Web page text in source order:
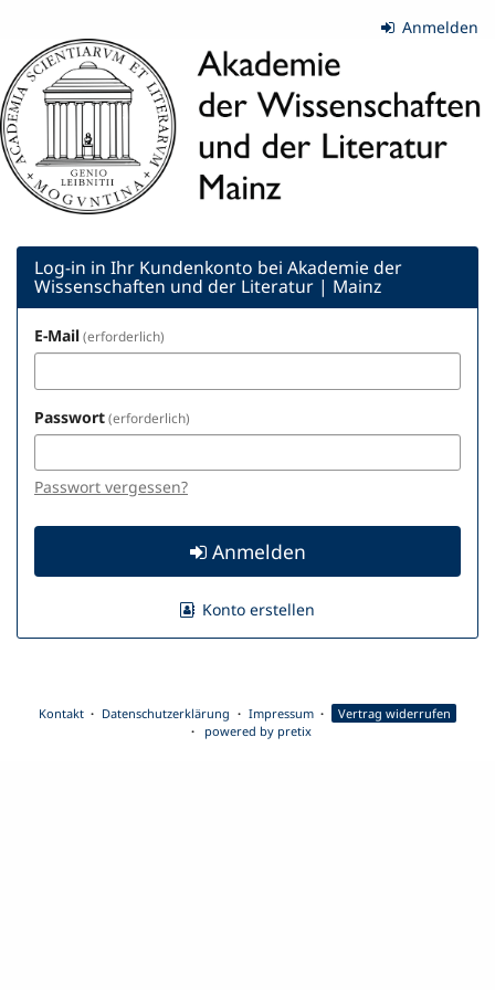
Haupt-
Inhalt
springen
Anmelden
Akademie
der
Wissenschaften
und
der
Literatur
|
Mainz
Log-in in Ihr Kundenkonto bei Akademie der
Wissenschaften und der Literatur | Mainz
E-Mail erforderlich
Passwort erforderlich
Passwort vergessen?
Anmelden
Konto erstellen
Kontakt Datenschutzerklärung Impressum
Vertrag widerrufen
powered by pretix